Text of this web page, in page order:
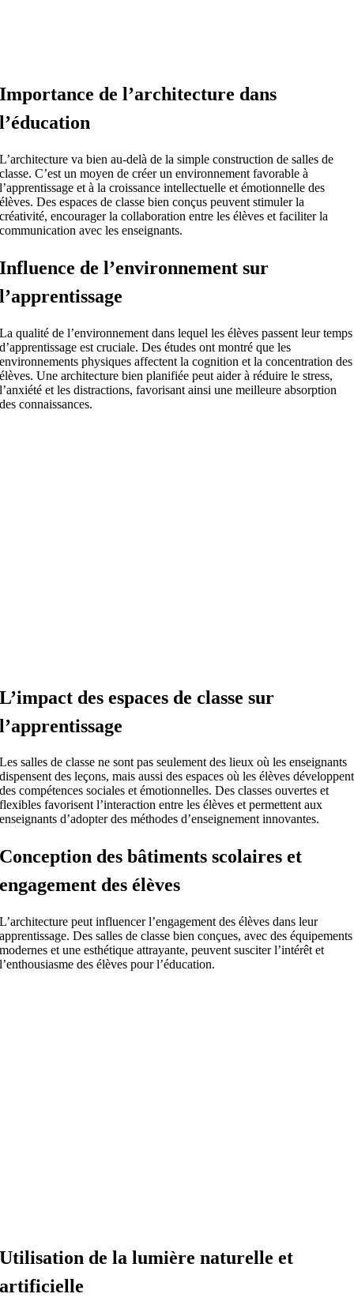
Importance de l’architecture dans
l’éducation
L’architecture va bien au-delà de la simple construction de salles de
classe. C’est un moyen de créer un environnement favorable à
l’apprentissage et à la croissance intellectuelle et émotionnelle des
élèves. Des espaces de classe bien conçus peuvent stimuler la
créativité, encourager la collaboration entre les élèves et faciliter la
communication avec les enseignants.
Influence de l’environnement sur
l’apprentissage
La qualité de l’environnement dans lequel les élèves passent leur temps
d’apprentissage est cruciale. Des études ont montré que les
environnements physiques affectent la cognition et la concentration des
élèves. Une architecture bien planifiée peut aider à réduire le stress,
l’anxiété et les distractions, favorisant ainsi une meilleure absorption
des connaissances.
L’impact des espaces de classe sur
l’apprentissage
Les salles de classe ne sont pas seulement des lieux où les enseignants
dispensent des leçons, mais aussi des espaces où les élèves développent
des compétences sociales et émotionnelles. Des classes ouvertes et
flexibles favorisent l’interaction entre les élèves et permettent aux
enseignants d’adopter des méthodes d’enseignement innovantes.
Conception des bâtiments scolaires et
engagement des élèves
L’architecture peut influencer l’engagement des élèves dans leur
apprentissage. Des salles de classe bien conçues, avec des équipements
modernes et une esthétique attrayante, peuvent susciter l’intérêt et
l’enthousiasme des élèves pour l’éducation.
Utilisation de la lumière naturelle et
artificielle